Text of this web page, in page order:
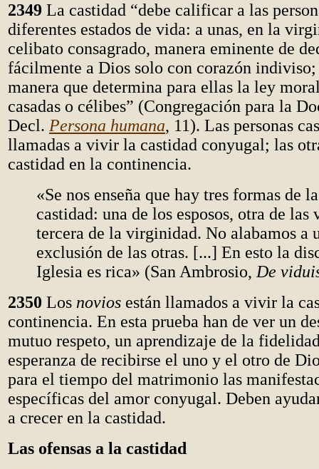
2349 La castidad “debe calificar a las
diferentes estados de vida: a unas, en la
celibato consagrado, manera eminente de
fácilmente a Dios solo con corazón indiviso;
manera que determina para ellas la ley
casadas o célibes” (Congregación para la
Decl. Persona humana, 11). Las personas
llamadas a vivir la castidad conyugal; las
castidad en la continencia.
«Se nos enseña que hay tres formas de
castidad: una de los esposos, otra de las
tercera de la virginidad. No alabamos a
exclusión de las otras. [...] En esto la
Iglesia es rica» (San Ambrosio, De
2350 Los novios están llamados a vivir la
continencia. En esta prueba han de ver un
mutuo respeto, un aprendizaje de la
esperanza de recibirse el uno y el otro de
para el tiempo del matrimonio las
específicas del amor conyugal. Deben
a crecer en la castidad.
Las ofensas a la castidad